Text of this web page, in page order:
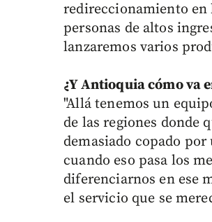
redireccionamiento en
personas de altos
lanzaremos varios
¿Y Antioquia cómo va
"Allá tenemos un
de las regiones donde
demasiado copado
cuando eso pasa los
diferenciarnos en ese
el servicio que se